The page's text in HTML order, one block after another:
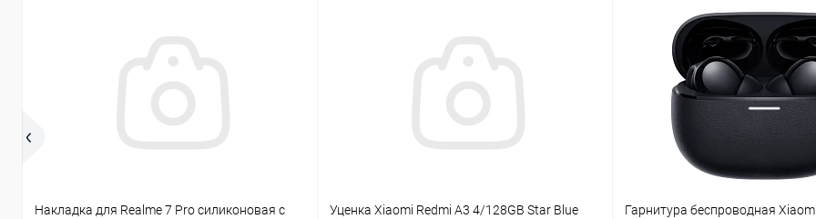
Накладка для Realme 7 Pro силиконовая с
Уценка Xiaomi Redmi A3 4/128GB Star Blue
Гарнитура беспроводная